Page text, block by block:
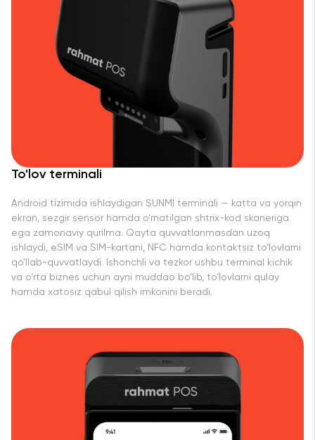
To'lov terminali
Android tizimida ishlaydigan SUNMI terminali — katta va yorqin
ekran, sezgir sensor hamda o‘rnatilgan shtrix-kod skaneriga
ega zamonaviy qurilma. Qayta quvvatlanmasdan uzoq
ishlaydi, eSIM va SIM-kartani, NFC hamda kontaktsiz to‘lovlarni
qo‘llab-quvvatlaydi. Ishonchli va tezkor ushbu terminal kichik
va o‘rta biznes uchun ayni muddao bo‘lib, to‘lovlarni qulay
hamda xatosiz qabul qilish imkonini beradi.